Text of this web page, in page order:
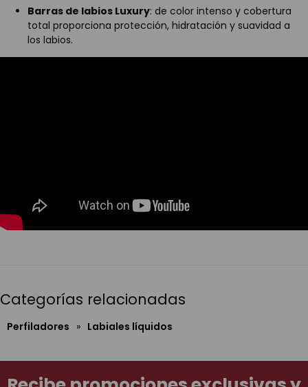
Barras de labios Luxury: de color intenso y cobertura
total proporciona protección, hidratación y suavidad a
los labios.
Categorías relacionadas
Perfiladores » Labiales líquidos